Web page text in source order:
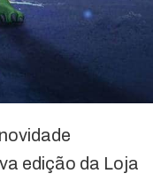
edição da Loja